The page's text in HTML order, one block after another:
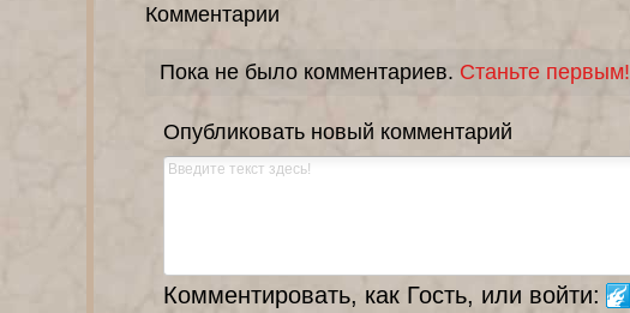
Комментарии
Пока не было комментариев. Станьте первым!
Опубликовать новый комментарий
Комментировать, как Гость, или войти: